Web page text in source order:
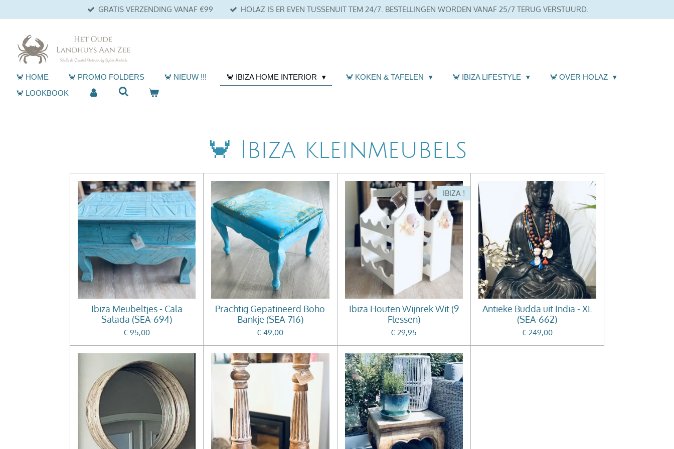
direct
hoofdinhoud
GRATIS VERZENDING VANAF €99 HOLAZ IS ER EVEN TUSSENUIT TEM 24/7. BESTELLINGEN WORDEN VANAF 25/7 TERUG VERSTUURD.
🦀 HOME 🦀 PROMO FOLDERS 🦀 NIEUW !!! 🦀 IBIZA HOME INTERIOR 🦀 KOKEN & TAFELEN 🦀 IBIZA LIFESTYLE
🦀 OVER HOLAZ
🦀 LOOKBOOK
🦀 Ibiza kleinmeubels
Ibiza Meubeltjes - Cala
Salada (SEA-694)
€ 95,00
Prachtig Gepatineerd Boho
Bankje (SEA-716)
€ 49,00
IBIZA !
Ibiza Houten Wijnrek Wit (9
Flessen)
€ 29,95
Antieke Budda uit India - XL
(SEA-662)
€ 249,00